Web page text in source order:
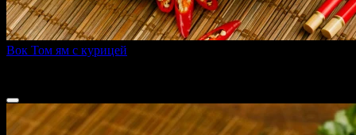
Вок Том ям с курицей